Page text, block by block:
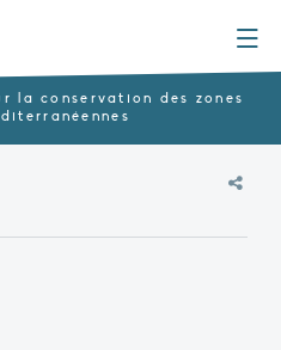
la conservation des zones